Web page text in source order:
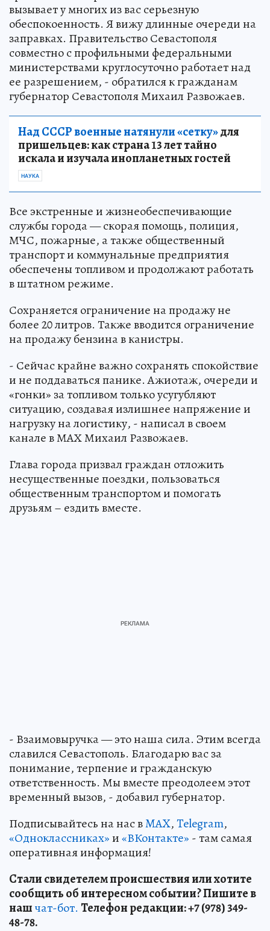
вызывает у многих из вас серьезную
обеспокоенность. Я вижу длинные очереди на
заправках. Правительство Севастополя
совместно с профильными федеральными
министерствами круглосуточно работает над
ее разрешением, - обратился к гражданам
губернатор Севастополя Михаил Развожаев.
Над СССР военные натянули «сетку»для
пришельцев: как страна 13 лет тайно
искала и изучала инопланетных гостей
НАУКА
Все экстренные и жизнеобеспечивающие
службы города — скорая помощь, полиция,
МЧС, пожарные, а также общественный
транспорт и коммунальные предприятия
обеспечены топливом и продолжают работать
в штатном режиме.
Сохраняется ограничение на продажу не
более 20 литров. Также вводится ограничение
на продажу бензина в канистры.
- Сейчас крайне важно сохранять спокойствие
и не поддаваться панике. Ажиотаж, очереди и
«гонки» за топливом только усугубляют
ситуацию, создавая излишнее напряжение и
нагрузку на логистику, - написал в своем
канале в МАХ Михаил Развожаев.
Глава города призвал граждан отложить
несущественные поездки, пользоваться
общественным транспортом и помогать
друзьям – ездить вместе.
- Взаимовыручка — это наша сила. Этим всегда
славился Севастополь. Благодарю вас за
понимание, терпение и гражданскую
ответственность. Мы вместе преодолеем этот
временный вызов, - добавил губернатор.
Подписывайтесь на нас вMAX,Telegram,
«Одноклассниках»и«ВКонтакте» - там самая
оперативная информация!
Стали свидетелем происшествия или хотите
сообщить об интересном событии? Пишите в
нашчат-бот. Телефон редакции: +7 (978) 349-
48-78.